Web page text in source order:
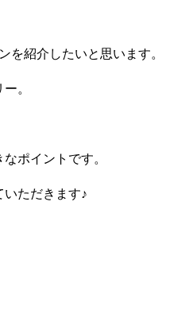
を紹介したいと思います。
。
ポイントです。
ただきます♪